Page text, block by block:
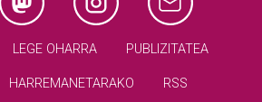
LEGE OHARRA PUBLIZITATEA
HARREMANETARAKO RSS